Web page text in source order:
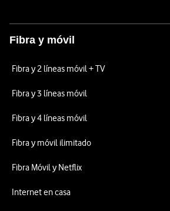
Fibra y móvil
Fibra y 2 líneas móvil + TV
Fibra y 3 líneas móvil
Fibra y 4 líneas móvil
Fibra y móvil ilimitado
Fibra Móvil y Netflix
Internet en casa